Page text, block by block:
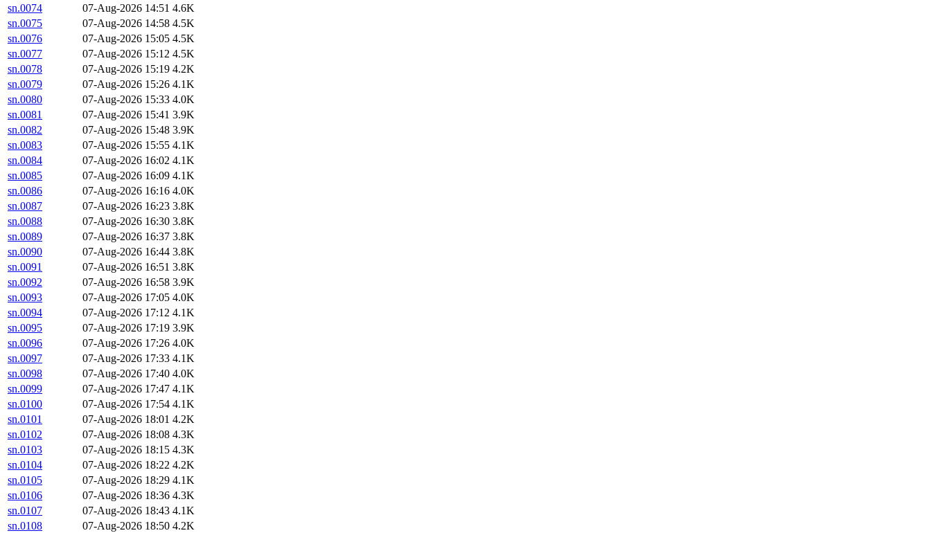
sn.0074
07-Aug-2026 14:51 4.6K
sn.0075
07-Aug-2026 14:58 4.5K
sn.0076
07-Aug-2026 15:05 4.5K
sn.0077
07-Aug-2026 15:12 4.5K
sn.0078
07-Aug-2026 15:19 4.2K
sn.0079
07-Aug-2026 15:26 4.1K
sn.0080
07-Aug-2026 15:33 4.0K
sn.0081
07-Aug-2026 15:41 3.9K
sn.0082
07-Aug-2026 15:48 3.9K
sn.0083
07-Aug-2026 15:55 4.1K
sn.0084
07-Aug-2026 16:02 4.1K
sn.0085
07-Aug-2026 16:09 4.1K
sn.0086
07-Aug-2026 16:16 4.0K
sn.0087
07-Aug-2026 16:23 3.8K
sn.0088
07-Aug-2026 16:30 3.8K
sn.0089
07-Aug-2026 16:37 3.8K
sn.0090
07-Aug-2026 16:44 3.8K
sn.0091
07-Aug-2026 16:51 3.8K
sn.0092
07-Aug-2026 16:58 3.9K
sn.0093
07-Aug-2026 17:05 4.0K
sn.0094
07-Aug-2026 17:12 4.1K
sn.0095
07-Aug-2026 17:19 3.9K
sn.0096
07-Aug-2026 17:26 4.0K
sn.0097
07-Aug-2026 17:33 4.1K
sn.0098
07-Aug-2026 17:40 4.0K
sn.0099
07-Aug-2026 17:47 4.1K
sn.0100
07-Aug-2026 17:54 4.1K
sn.0101
07-Aug-2026 18:01 4.2K
sn.0102
07-Aug-2026 18:08 4.3K
sn.0103
07-Aug-2026 18:15 4.3K
sn.0104
07-Aug-2026 18:22 4.2K
sn.0105
07-Aug-2026 18:29 4.1K
sn.0106
07-Aug-2026 18:36 4.3K
sn.0107
07-Aug-2026 18:43 4.1K
sn.0108
07-Aug-2026 18:50 4.2K